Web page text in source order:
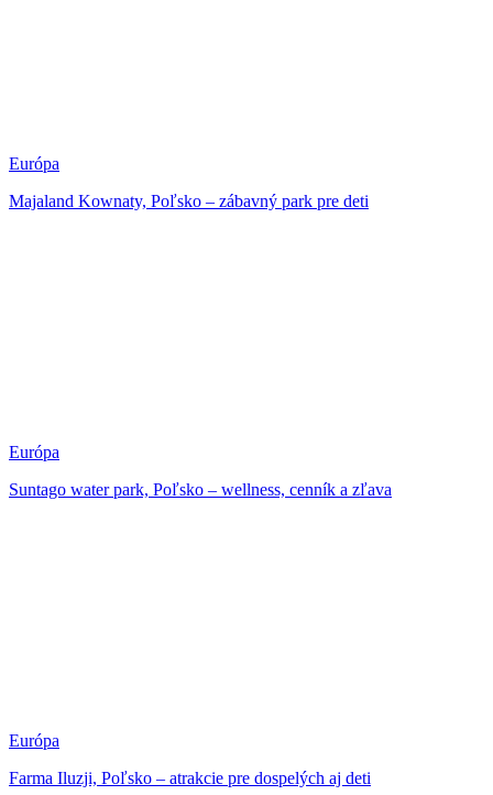
Európa
Majaland Kownaty, Poľsko – zábavný park pre deti
Európa
Suntago water park, Poľsko – wellness, cenník a zľava
Európa
Farma Iluzji, Poľsko – atrakcie pre dospelých aj deti